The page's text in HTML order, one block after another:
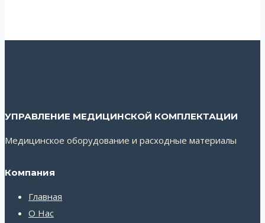
УПРАВЛЕНИЕ МЕДИЦИНСКОЙ КОМПЛЕКТАЦИИ
Медицинское оборудование и расходные материалы
Компания
Главная
О Нас